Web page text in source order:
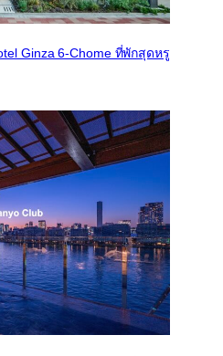
Ginza 6-Chome ที่พักสุดหรู